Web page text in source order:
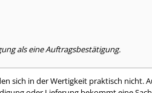
als eine Auftragsbestätigung.
sich in der Wertigkeit praktisch nicht.